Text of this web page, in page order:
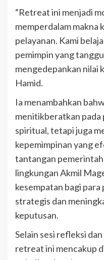
“Retreat ini menjadi
memperdalam makna
pelayanan. Kami
pemimpin yang
mengedepankan nilai
Hamid.
Ia menambahkan
menitikberatkan pada
spiritual, tetapi juga
kepemimpinan yang
tantangan
lingkungan Akmil
kesempatan bagi
strategis dan
keputusan.
Selain sesi refleksi
retreat ini mencakup